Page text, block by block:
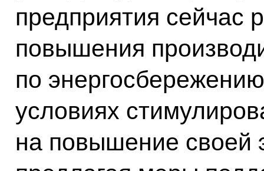
предприятия сейчас
повышения
по
условиях
на повышение своей